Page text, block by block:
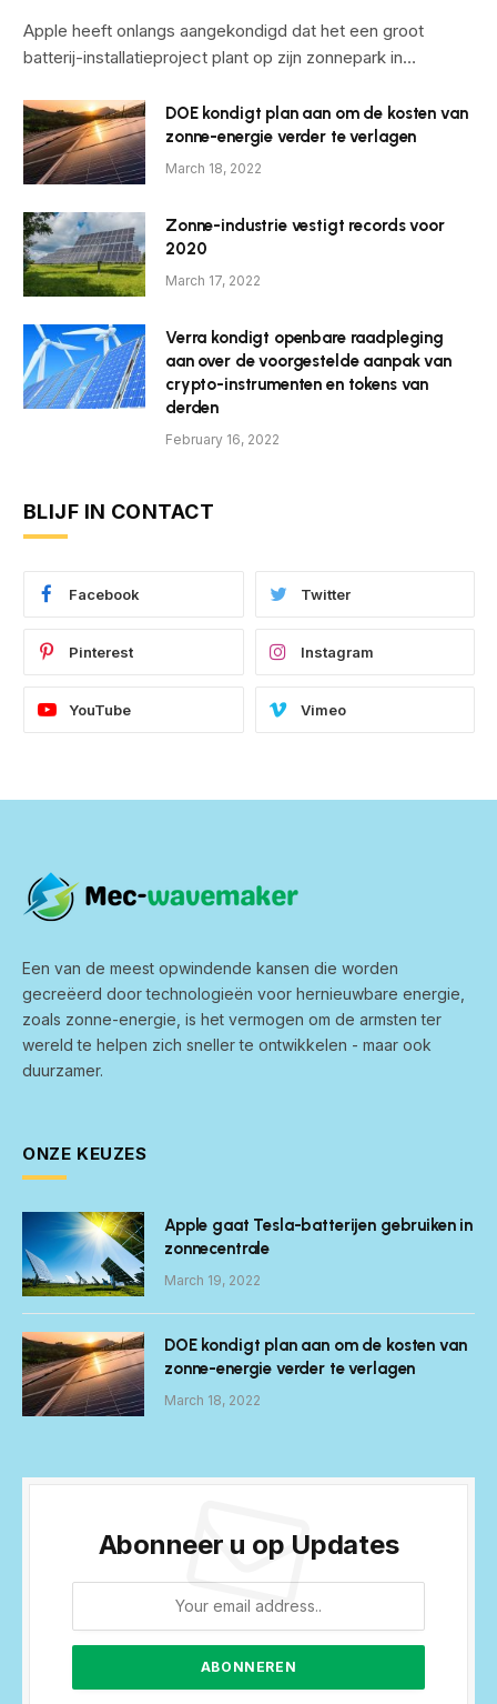
Apple heeft onlangs aangekondigd dat het een groot
batterij-installatieproject plant op zijn zonnepark in…
DOE kondigt plan aan om de kosten van
zonne-energie verder te verlagen
March 18, 2022
Zonne-industrie vestigt records voor
2020
March 17, 2022
Verra kondigt openbare raadpleging
aan over de voorgestelde aanpak van
crypto-instrumenten en tokens van
derden
February 16, 2022
BLIJF IN CONTACT
Facebook Twitter
Pinterest Instagram
YouTube Vimeo
Een van de meest opwindende kansen die worden
gecreëerd door technologieën voor hernieuwbare energie,
zoals zonne-energie, is het vermogen om de armsten ter
wereld te helpen zich sneller te ontwikkelen - maar ook
duurzamer.
ONZE KEUZES
Apple gaat Tesla-batterijen gebruiken in
zonnecentrale
March 19, 2022
DOE kondigt plan aan om de kosten van
zonne-energie verder te verlagen
March 18, 2022
Abonneer u op Updates